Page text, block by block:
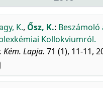
K., Ősz, K.: Beszámoló
Kollokviumról.
Kém. Lapja. 71 (1), 11-11,